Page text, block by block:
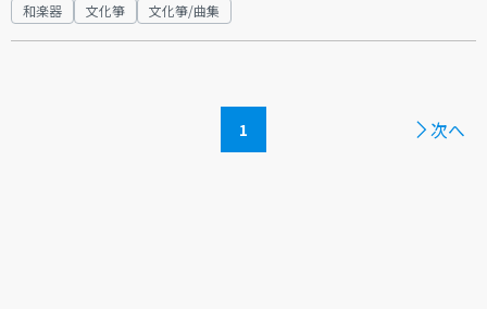
和楽器
文化箏 文化箏/曲集
1 次へ